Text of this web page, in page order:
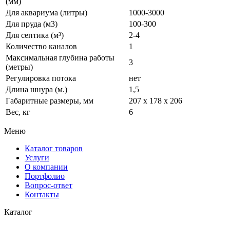
Для аквариума (литры)
1000-3000
Для пруда (м3)
100-300
Для септика (м³)
2-4
Количество каналов
1
Максимальная глубина работы
(метры)
3
Регулировка потока
нет
Длина шнура (м.)
1,5
Габаритные размеры, мм
207 x 178 x 206
Вес, кг
6
Меню
Каталог товаров
Услуги
О компании
Портфолио
Вопрос-ответ
Контакты
Каталог